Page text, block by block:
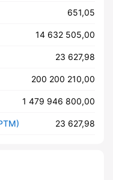
651,05
14 632 505,00
23 627,98
200 200 210,00
1 479 946 800,00
23 627,98